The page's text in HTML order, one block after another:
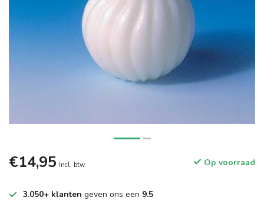
€14,95 Incl. btw Op voorraad
3.050+ klanten geven ons een 9.5